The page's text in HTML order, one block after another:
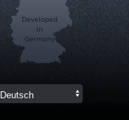
Developed
in
Germany